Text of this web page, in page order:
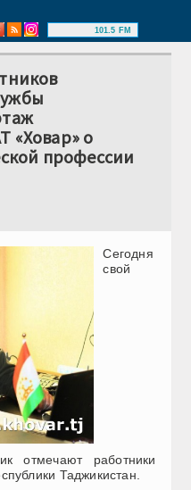
101.5 FM
«Ховар» о
профессии
Сегодня
свой
отмечают работники
Таджикистан.